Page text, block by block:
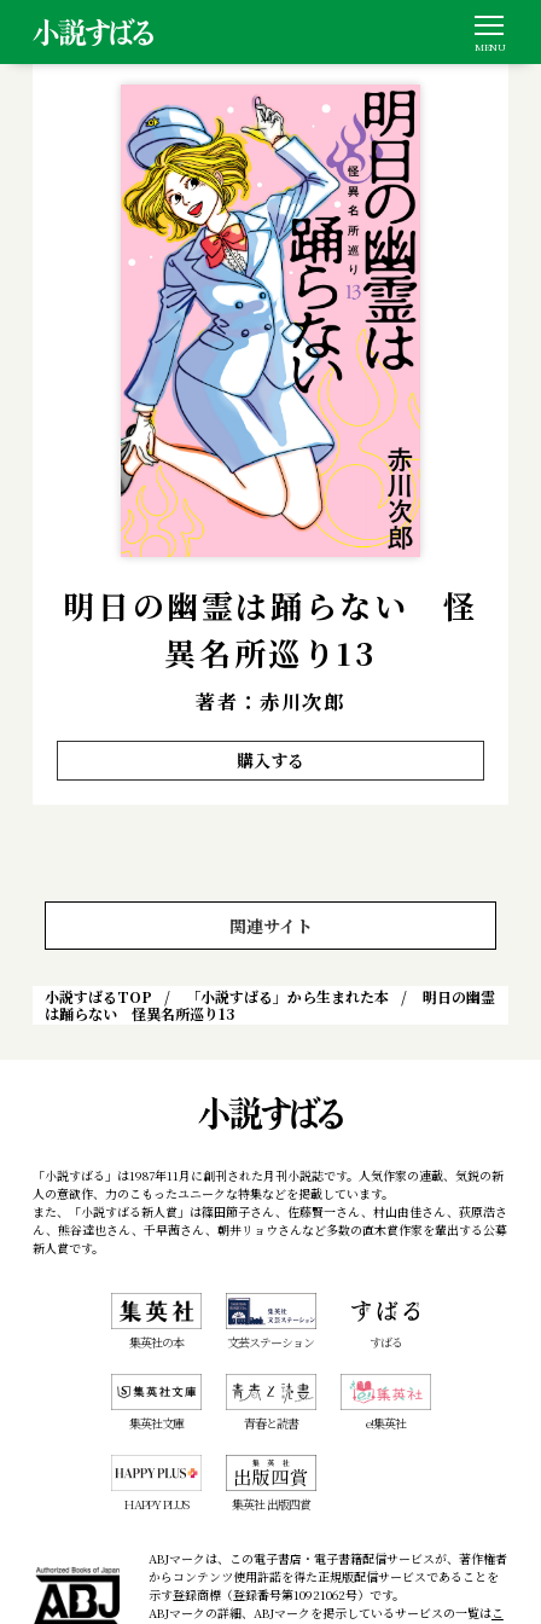
明日の幽霊は踊らない 怪
異名所巡り13
著者：赤川次郎
購入する
関連サイト
小説すばるTOP 「小説すばる」から生まれた本
明日の幽霊
は踊らない 怪異名所巡り13
「小説すばる」は1987年11月に創刊された月刊小説誌です。人気作家の連載、気鋭の新
人の意欲作、力のこもったユニークな特集などを掲載しています。
また、「小説すばる新人賞」は篠田節子さん、佐藤賢一さん、村山由佳さん、荻原浩さ
ん、熊谷達也さん、千早茜さん、朝井リョウさんなど多数の直木賞作家を輩出する公募
新人賞です。
集英社の本 文芸ステーション すばる
集英社文庫 青春と読書 e!集英社
HAPPY PLUS 集英社 出版四賞
ABJマークは、この電子書店・電子書籍配信サービスが、著作権者
からコンテンツ使用許諾を得た正規版配信サービスであることを
示す登録商標（登録番号第10921062号）です。
ABJマークの詳細、ABJマークを掲示しているサービスの一覧はこ